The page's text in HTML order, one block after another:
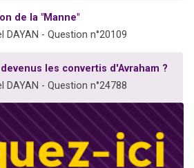
de la "Manne"
DAYAN - Question n°20109
les convertis d'Avraham ?
DAYAN - Question n°24788